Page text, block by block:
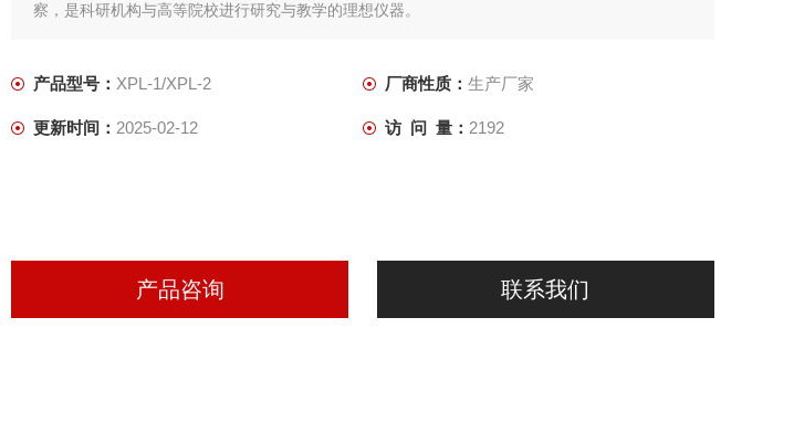
察，是科研机构与高等院校进行研究与教学的理想仪器。
产品型号： XPL-1/XPL-2 厂商性质： 生产厂家
更新时间： 2025-02-12 访 问 量： 2192
产品咨询 联系我们